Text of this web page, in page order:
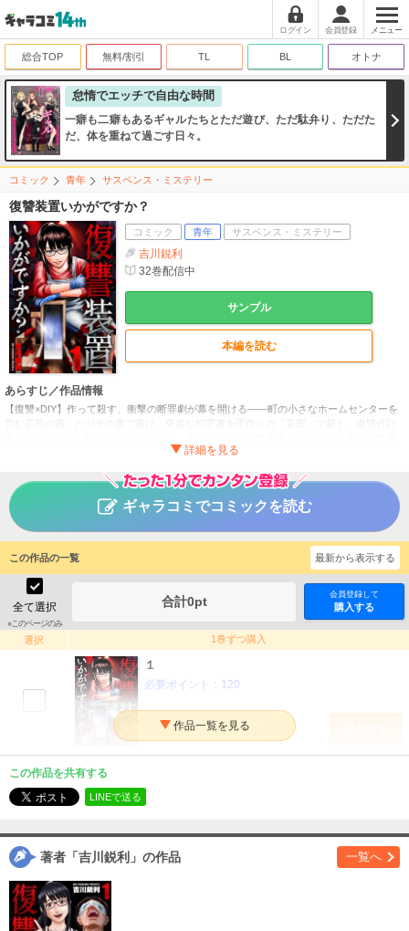
ログイン 会員登録 メニュー
総合TOP 無料/割引 TL BL オトナ
怠惰でエッチで自由な時間
一癖も二癖もあるギャルたちとただ遊び、ただ駄弁り、ただた
だ、体を重ねて過ごす日々。
コミック 青年 サスペンス・ミステリー
復讐装置いかがですか？
コミック 青年 サスペンス・ミステリー
吉川鋭利
32巻配信中
サンプル
本編を読む
あらすじ／作品情報
【復讐×DIY】作って殺す、衝撃の断罪劇が幕を開ける――町の小さなホームセンターを
営む店長の茜。だがその裏で実は、卑劣な犯罪者を手作りの「装置」で裁く、復讐代行
なんて間違ってる…。そんな悪への怒りから茜が生み出した、去勢椅子や首吊り水槽…
画TIMES 2024年6/7号」掲載の内容と同じもので、単行本版とは一部異なる場合がありま
す。重複購入にご注意ください。
タイトル
作者
ジャンル
掲載誌 週刊漫画TIMES
出版社 芳文社
ギャラコミでコミックを読む
この作品の一覧
全て選択
※このページのみ
合計0pt 会員登録して
購入する
選択 1巻ずつ購入
最新から表示する
１
必要ポイント： 120
必要ポイント：
購入する
この作品を共有する
LINEで送る
著者「吉川鋭利」の作品 一覧へ